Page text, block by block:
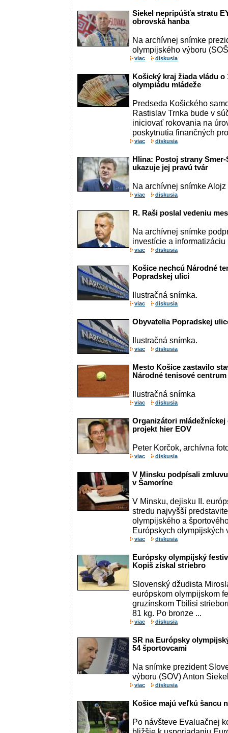
Siekel nepripúšťa stratu
obrovská hanba
Na archívnej snímke
olympijského výboru
viac diskusia
Košický kraj žiada vládu o
olympiádu mládeže
Predseda Košického
Rastislav Trnka bude v
iniciovať rokovania na
poskytnutia finančných
viac diskusia
Hlina: Postoj strany
ukazuje jej pravú tvár
Na archívnej snímke
viac diskusia
R. Raši poslal vedeniu
Na archívnej snímke
investície a
viac diskusia
Košice nechcú Národné
Popradskej ulici
Ilustračná snímka.
viac diskusia
Obyvatelia Popradskej
Ilustračná snímka.
viac diskusia
Mesto Košice zastavilo
Národné tenisové centrum
Ilustračná snímka
viac diskusia
Organizátori
projekt hier EOV
Peter Korčok, archívna
viac diskusia
V Minsku podpísali
v Šamoríne
V Minsku, dejisku II.
stredu najvyšší
olympijského a
Európskych olympijských
viac diskusia
Európsky olympijský
Kopiš získal striebro
Slovenský džudista
európskom olympijskom
gruzínskom Tbilisi
81 kg. Po bronze ...
viac diskusia
SR na Európsky
54 športovcami
Na snímke prezident
výboru (SOV) Anton
viac diskusia
Košice majú veľkú šancu
Po návšteve Evaluačnej